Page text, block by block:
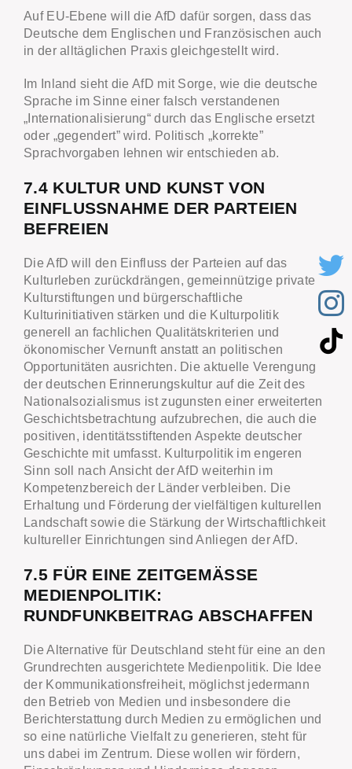
Auf EU-Ebene will die AfD dafür sorgen, dass das
Deutsche dem Englischen und Französischen auch
in der alltäglichen Praxis gleichgestellt wird.
Im Inland sieht die AfD mit Sorge, wie die deutsche
Sprache im Sinne einer falsch verstandenen
„Internationalisierung“ durch das Englische ersetzt
oder „gegendert” wird. Politisch „korrekte”
Sprachvorgaben lehnen wir entschieden ab.
7.4 KULTUR UND KUNST VON
EINFLUSSNAHME DER PARTEIEN
BEFREIEN
Die AfD will den Einfluss der Parteien auf das
Kulturleben zurückdrängen, gemeinnützige private
Kulturstiftungen und bürgerschaftliche
Kulturinitiativen stärken und die Kulturpolitik
generell an fachlichen Qualitätskriterien und
ökonomischer Vernunft anstatt an politischen
Opportunitäten ausrichten. Die aktuelle Verengung
der deutschen Erinnerungskultur auf die Zeit des
Nationalsozialismus ist zugunsten einer erweiterten
Geschichtsbetrachtung aufzubrechen, die auch die
positiven, identitätsstiftenden Aspekte deutscher
Geschichte mit umfasst. Kulturpolitik im engeren
Sinn soll nach Ansicht der AfD weiterhin im
Kompetenzbereich der Länder verbleiben. Die
Erhaltung und Förderung der vielfältigen kulturellen
Landschaft sowie die Stärkung der Wirtschaftlichkeit
kultureller Einrichtungen sind Anliegen der AfD.
7.5 FÜR EINE ZEITGEMÄSSE M
EDIENPOLITIK: R
UNDFUNKBEITRAG ABSCHAFFEN
Die Alternative für Deutschland steht für eine an den
Grundrechten ausgerichtete Medienpolitik. Die Idee
der Kommunikationsfreiheit, möglichst jedermann
den Betrieb von Medien und insbesondere die
Berichterstattung durch Medien zu ermöglichen und
so eine natürliche Vielfalt zu generieren, steht für
uns dabei im Zentrum. Diese wollen wir fördern,